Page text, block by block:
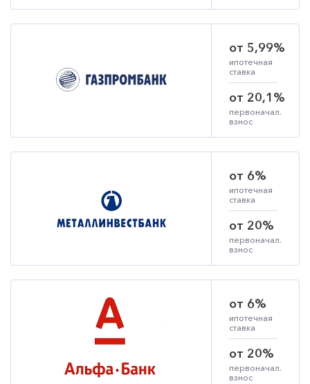
от 5,99%
ипотечная
ставка
от 20,1%
первоначал.
взнос
от 6%
ипотечная
ставка
от 20%
первоначал.
взнос
от 6%
ипотечная
ставка
от 20%
первоначал.
взнос